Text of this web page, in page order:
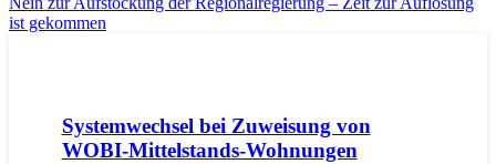
ist gekommen
Systemwechsel bei Zuweisung von
WOBI-Mittelstands-Wohnungen